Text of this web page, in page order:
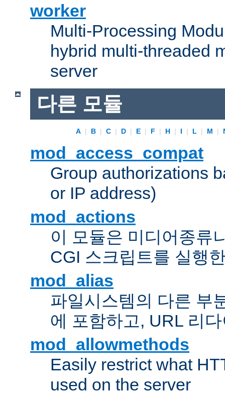
worker
Multi-Processing
hybrid multi-threaded
server
다른 모듈
A | B | C | D | E | F | H | I | L | M |
mod_access_compat
Group authorizations
or IP address)
mod_actions
이 모듈은 미디어종류
CGI 스크립트를 실행
mod_alias
파일시스템의 다른 부
에 포함하고, URL 리
mod_allowmethods
Easily restrict what
used on the server